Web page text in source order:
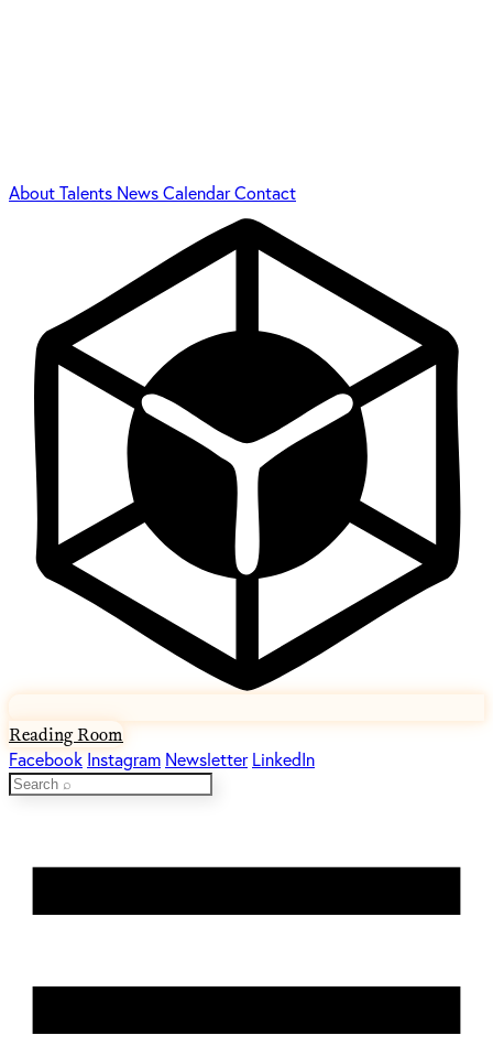
AboutTalents NewsCalendarContact
Reading Room
Facebook Instagram Newsletter LinkedIn